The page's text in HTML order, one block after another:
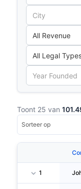
Toont 25 van
1